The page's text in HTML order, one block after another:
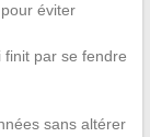
éviter
par se fendre
sans altérer